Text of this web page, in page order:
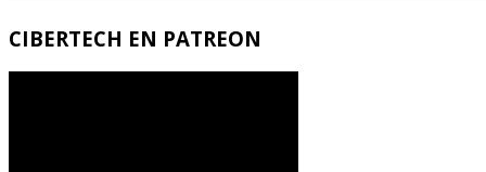
CIBERTECH EN PATREON